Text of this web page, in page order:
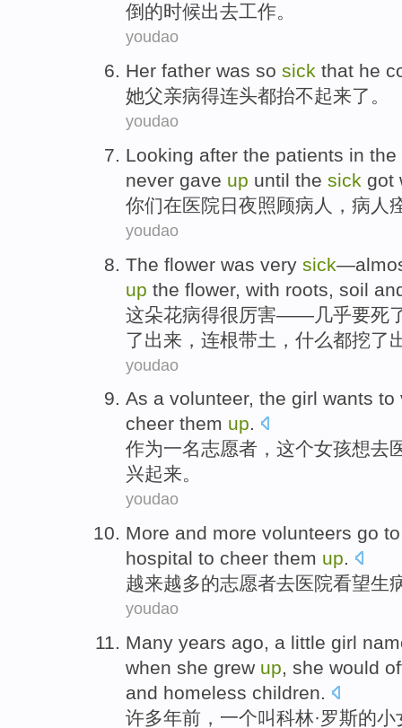
倒 的时候出去工作。
youdao
Her father was so sick that he
她父亲病得连头都抬不起来了。
youdao
Looking after the patients in
never gave up until the sick got
你们在医院日夜照顾病人，病人
youdao
The flower was very sick
up the flower, with roots, soil
这朵花病得很厉害——几乎要死
了出来，连根带土，什么都挖了
youdao
As a volunteer, the girl wants
cheer them up.
作为一名志愿者，这个女孩想去
兴起来。
youdao
More and more volunteers go
hospital to cheer them up.
越来越多的志愿者去医院看望生
youdao
Many years ago, a little girl
when she grew up, she would
and homeless children.
许多年前，一个叫科林·罗斯的